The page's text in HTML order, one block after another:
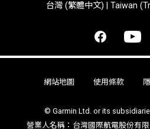
台灣 (繁體中文) | Taiwan
© Garmin Ltd. or its
營業人名稱：台灣國際航電股份有
網站地圖 使用條款